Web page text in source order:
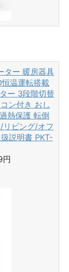
ター 暖房器具
温運転搭載
ー 3段階切替
ン付き おし
熱保護 転倒
ビング/オフ
説明書 PKT-
円